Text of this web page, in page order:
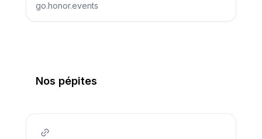
Nos pépites
go.honor.events